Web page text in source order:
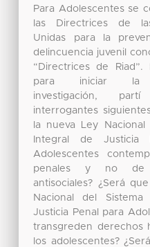
Para Adolescentes se
las Directrices de
Unidas para la
delincuencia juvenil
“Directrices de
para iniciar la
investigación,
interrogantes
la nueva Ley Nacional
Integral de Justicia
Adolescentes
penales y no de
antisociales? ¿Será
Nacional del
Justicia Penal para
transgreden derechos
los adolescentes?